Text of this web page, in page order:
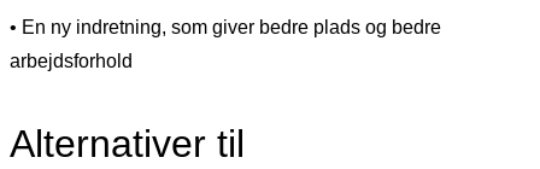
• En ny indretning, som giver bedre plads og bedre
arbejdsforhold
Alternativer til